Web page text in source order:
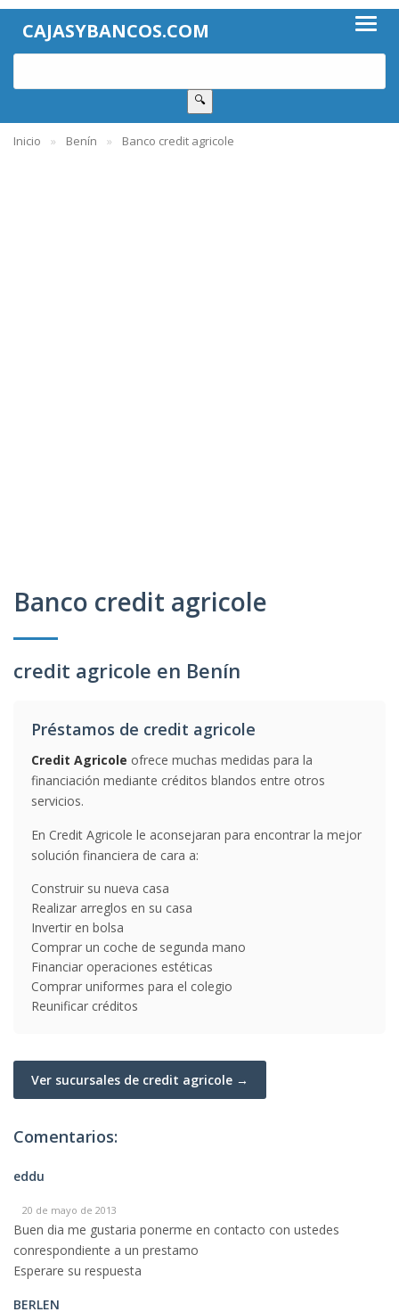
CAJASYBANCOS.COM
🔍
Inicio Benín Banco credit agricole
Banco credit agricole
credit agricole en Benín
Préstamos de credit agricole
Credit Agricole ofrece muchas medidas para la
financiación mediante créditos blandos entre otros
servicios.
En Credit Agricole le aconsejaran para encontrar la mejor
solución financiera de cara a:
Construir su nueva casa
Realizar arreglos en su casa
Invertir en bolsa
Comprar un coche de segunda mano
Financiar operaciones estéticas
Comprar uniformes para el colegio
Reunificar créditos
Ver sucursales de credit agricole →
Comentarios:
eddu
20 de mayo de 2013
Buen dia me gustaria ponerme en contacto con ustedes
conrespondiente a un prestamo
Esperare su respuesta
BERLEN